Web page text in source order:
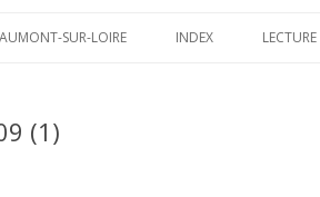
au
SUR-LOIRE INDEX LECTURE
(1)